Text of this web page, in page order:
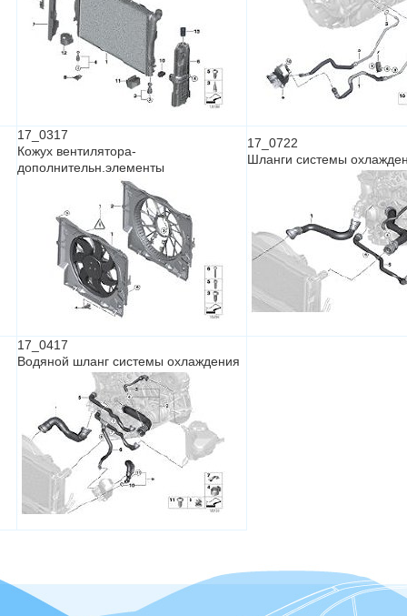
17_0317
Кожух вентилятора-
дополнительн.элементы
17_0722
Шланги системы
17_0417
Водяной шланг системы охлаждения